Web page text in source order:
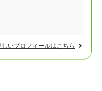
しいプロフィールはこちら